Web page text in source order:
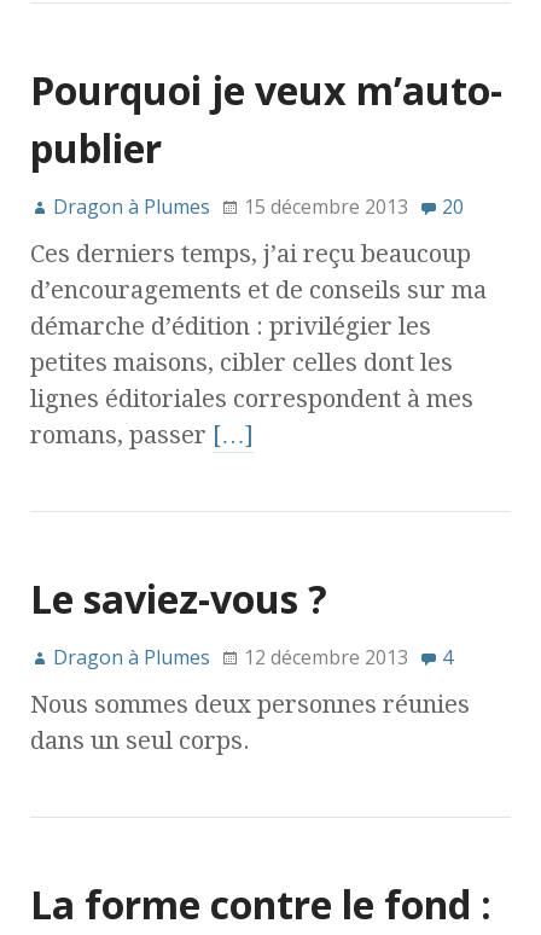
Pourquoi je veux m’auto-
publier
Dragon à Plumes 15 décembre 2013 20
Ces derniers temps, j’ai reçu beaucoup
d’encouragements et de conseils sur ma
démarche d’édition : privilégier les
petites maisons, cibler celles dont les
lignes éditoriales correspondent à mes
romans, passer […]
Le saviez-vous ?
Dragon à Plumes 12 décembre 2013 4
Nous sommes deux personnes réunies
dans un seul corps.
La forme contre le fond :